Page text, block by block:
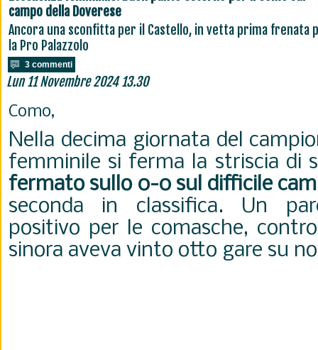
campo della Doverese
Ancora una sconfitta per il Castello, in vetta prima frenata
la Pro Palazzolo
3 commenti
Lun 11 Novembre 2024 13.30
Como,
Nella decima giornata del
femminile si ferma la striscia di
fermato sullo 0-0 sul difficile
seconda in classifica. Un
positivo per le comasche,
sinora aveva vinto otto gare su